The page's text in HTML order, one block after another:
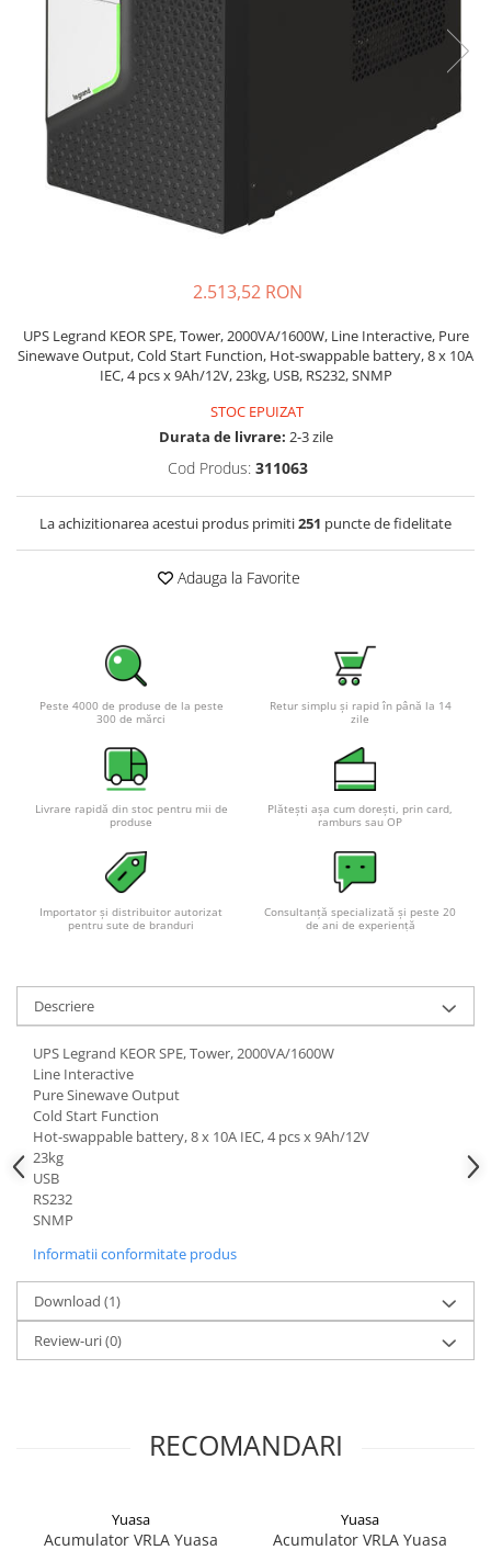
Sisteme de management (BMS)
Redresoare, incarcatoare si testere
Redresoare auto, moto, barci si
stationare
2.513,52 RON
UPS Legrand KEOR SPE, Tower, 2000VA/1600W, Line Interactive, Pure
Sinewave Output, Cold Start Function, Hot-swappable battery, 8 x 10A
IEC, 4 pcs x 9Ah/12V, 23kg, USB, RS232, SNMP
STOC EPUIZAT
Durata de livrare: 2-3 zile
Cod Produs: 311063
La achizitionarea acestui produs primiti251 puncte de fidelitate
Adauga la Favorite
Peste 4000 de produse de la peste
300 de mărci
Retur simplu și rapid în până la 14
zile
Livrare rapidă din stoc pentru mii de
produse
Plătești așa cum dorești, prin card,
ramburs sau OP
Importator și distribuitor autorizat
pentru sute de branduri
Consultanță specializată și peste 20
de ani de experiență
Descriere
UPS Legrand KEOR SPE, Tower, 2000VA/1600W
Line Interactive
Pure Sinewave Output
Cold Start Function
Hot-swappable battery, 8 x 10A IEC, 4 pcs x 9Ah/12V
23kg
USB
RS232
SNMP
Informatii conformitate produs
Download (1)
Review-uri(0)
RECOMANDARI
Yuasa
Acumulator VRLA Yuasa
Yuasa
Acumulator VRLA Yuasa